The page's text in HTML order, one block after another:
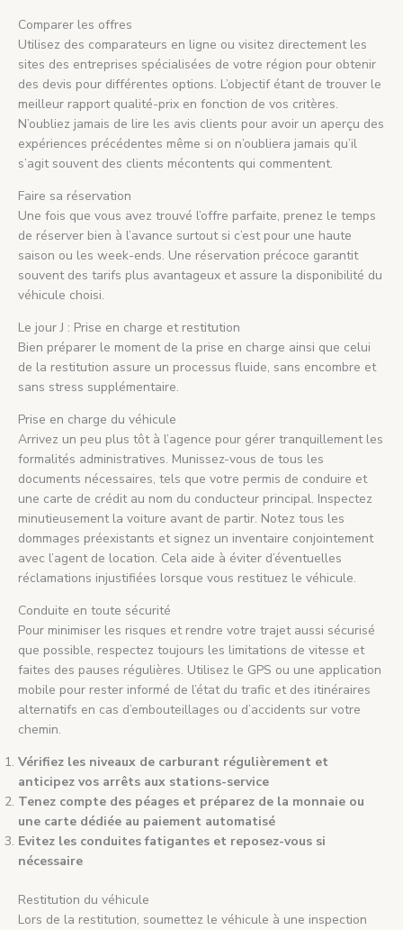
Comparer les offres
Utilisez des comparateurs en ligne ou visitez directement les
sites des entreprises spécialisées de votre région pour obtenir
des devis pour différentes options. L’objectif étant de trouver le
meilleur rapport qualité-prix en fonction de vos critères.
N’oubliez jamais de lire les avis clients pour avoir un aperçu des
expériences précédentes même si on n’oubliera jamais qu’il
s’agit souvent des clients mécontents qui commentent.
Faire sa réservation
Une fois que vous avez trouvé l’offre parfaite, prenez le temps
de réserver bien à l’avance surtout si c’est pour une haute
saison ou les week-ends. Une réservation précoce garantit
souvent des tarifs plus avantageux et assure la disponibilité du
véhicule choisi.
Le jour J : Prise en charge et restitution
Bien préparer le moment de la prise en charge ainsi que celui
de la restitution assure un processus fluide, sans encombre et
sans stress supplémentaire.
Prise en charge du véhicule
Arrivez un peu plus tôt à l’agence pour gérer tranquillement les
formalités administratives. Munissez-vous de tous les
documents nécessaires, tels que votre permis de conduire et
une carte de crédit au nom du conducteur principal. Inspectez
minutieusement la voiture avant de partir. Notez tous les
dommages préexistants et signez un inventaire conjointement
avec l’agent de location. Cela aide à éviter d’éventuelles
réclamations injustifiées lorsque vous restituez le véhicule.
Conduite en toute sécurité
Pour minimiser les risques et rendre votre trajet aussi sécurisé
que possible, respectez toujours les limitations de vitesse et
faites des pauses régulières. Utilisez le GPS ou une application
mobile pour rester informé de l’état du trafic et des itinéraires
alternatifs en cas d’embouteillages ou d’accidents sur votre
chemin.
Vérifiez les niveaux de carburant régulièrement et
anticipez vos arrêts aux stations-service
Tenez compte des péages et préparez de la monnaie ou
une carte dédiée au paiement automatisé
Evitez les conduites fatigantes et reposez-vous si
nécessaire
Restitution du véhicule
Lors de la restitution, soumettez le véhicule à une inspection